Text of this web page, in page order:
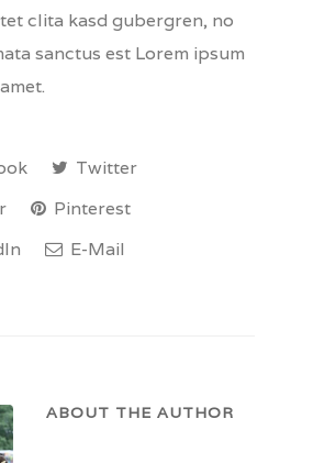
clita kasd gubergren, no
sanctus est Lorem ipsum
Twitter
Pinterest
E-Mail
ABOUT THE AUTHOR